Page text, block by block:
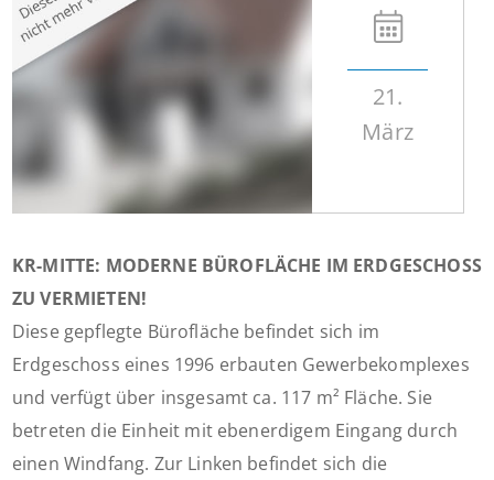
21.
März
KR-MITTE: MODERNE BÜROFLÄCHE IM ERDGESCHOSS
ZU VERMIETEN!
Diese gepflegte Bürofläche befindet sich im
Erdgeschoss eines 1996 erbauten Gewerbekomplexes
und verfügt über insgesamt ca. 117 m² Fläche. Sie
betreten die Einheit mit ebenerdigem Eingang durch
einen Windfang. Zur Linken befindet sich die